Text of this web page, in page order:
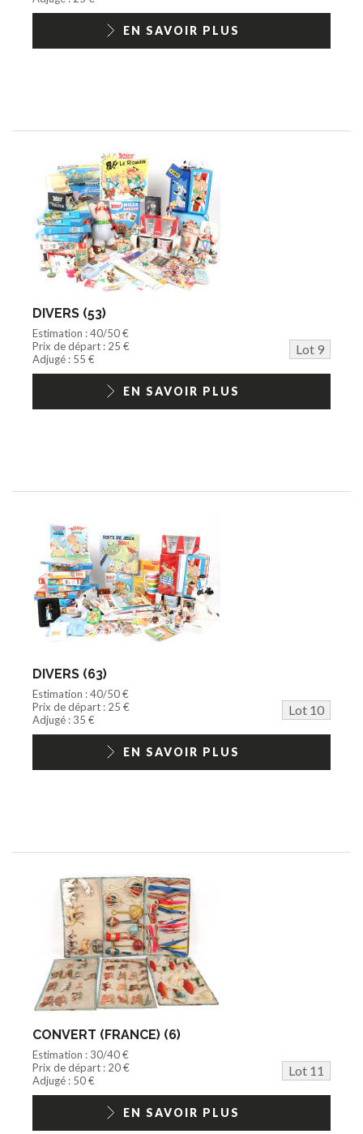
EN SAVOIR PLUS
DIVERS (53)
Estimation : 40/50 €
Prix de départ : 25 €
Lot 9
Adjugé : 55 €
EN SAVOIR PLUS
DIVERS (63)
Estimation : 40/50 €
Prix de départ : 25 €
Lot 10
Adjugé : 35 €
EN SAVOIR PLUS
CONVERT (FRANCE) (6)
Estimation : 30/40 €
Prix de départ : 20 €
Lot 11
Adjugé : 50 €
EN SAVOIR PLUS